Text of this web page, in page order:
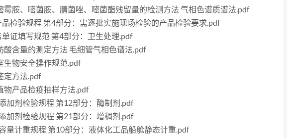
霉胺、嘧菌胺、腈菌唑、嘧菌酯残留量的检测方法 气相色谱质谱法.pdf
检验规程 第4部分：需逐批实施现场检验的产品检验要求.pdf
证填写规范 第4部分：卫生处理.pdf
酸含量的测定方法 毛细管气相色谱法.pdf
生物安全操作规范.pdf
定方法.pdf
物产品检疫抽样方法.pdf
加剂检验规程 第12部分：酶制剂.pdf
加剂检验规程 第21部分：增稠剂.pdf
量计重规程 第10部分：液体化工品船舱静态计重.pdf